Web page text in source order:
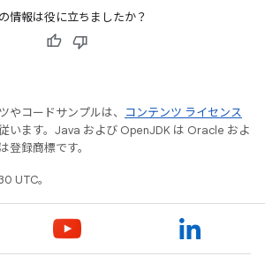
情報は役に立ちましたか？
やコードサンプルは、
コンテンツ ライセンス
います。Java および OpenJDK は Oracle およ
登録商標です。
UTC。